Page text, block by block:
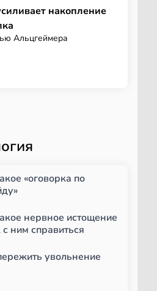
накопление
Альцгеймера
«оговорка по
нервное истощение
с ним справиться
увольнение